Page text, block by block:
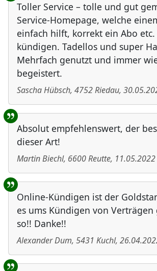
Toller Service – tolle und gut
Service-Homepage, welche
einfach hilft, korrekt ein Abo etc.
kündigen. Tadellos und super
Mehrfach genutzt und immer
begeistert.
Sascha Hübsch, 4752Riedau,
Absolut empfehlenswert, der
dieser Art!
Martin Biechl, 6600Reutte, 11.05.2022
Online-Kündigen ist der
es ums Kündigen von
so!! Danke!!
Alexander Dum, 5431 Kuchl,